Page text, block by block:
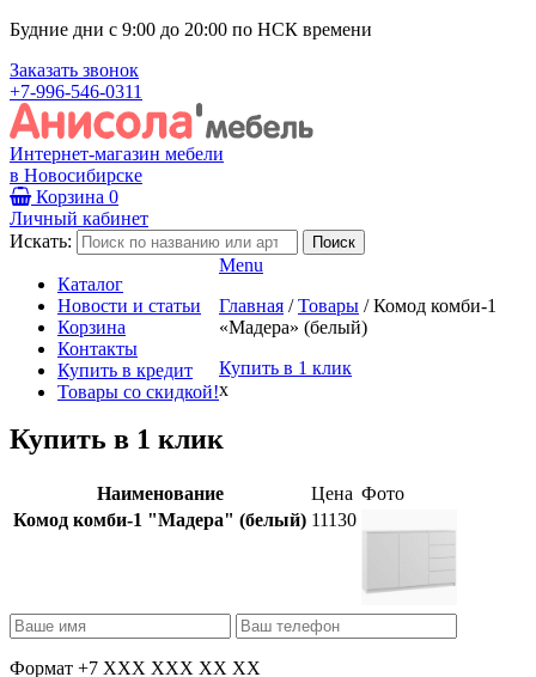
Будние дни с 9:00 до 20:00 по НСК времени
Заказать звонок
+7-996-546-0311
Интернет-магазин мебели
в Новосибирске
Корзина 0
Личный кабинет
Искать:
Каталог
Новости и статьи
Корзина
Контакты
Купить в кредит
Товары со скидкой!
Menu
Главная / Товары / Комод комби-1
«Мадера» (белый)
Купить в 1 клик
x
Купить в 1 клик
Наименование Цена Фото
Комод комби-1 "Мадера" (белый) 11130
Формат +7 XXX XXX XX XX